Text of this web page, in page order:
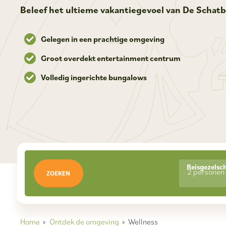
Beleef het ultieme vakantiegevoel van De
Gelegen in een prachtige omgeving
Groot overdekt entertainment centrum
Volledig ingerichte bungalows
2 personen
ZOEKEN
Home Ontdek de omgeving Wellness